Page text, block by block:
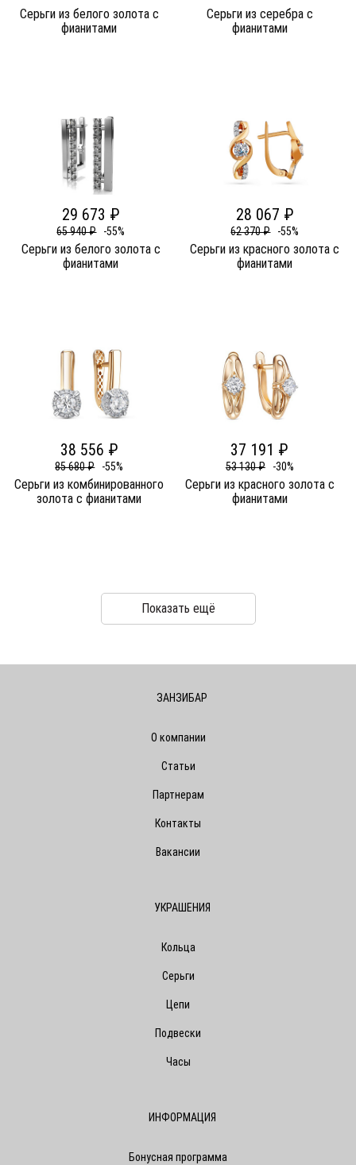
Серьги из белого золота c
фианитами
Серьги из серебра c
фианитами
29 673 ₽
65 940 ₽ -55%
Серьги из белого золота c
фианитами
28 067 ₽
62 370 ₽ -55%
Серьги из красного золота c
фианитами
38 556 ₽
85 680 ₽ -55%
Серьги из комбинированного
золота c фианитами
37 191 ₽
53 130 ₽ -30%
Серьги из красного золота c
фианитами
Показать ещё
ЗАНЗИБАР
О компании
Статьи
Партнерам
Контакты
Вакансии
УКРАШЕНИЯ
Кольца
Серьги
Цепи
Подвески
Часы
ИНФОРМАЦИЯ
Бонусная программа